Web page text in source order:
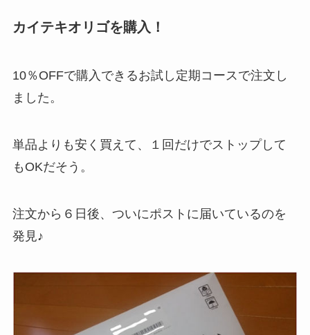
カイテキオリゴを購入！
10％OFFで購入できるお試し定期コースで注文し
ました。
単品よりも安く買えて、１回だけでストップして
もOKだそう。
注文から６日後、ついにポストに届いているのを
発見♪